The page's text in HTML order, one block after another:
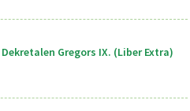
Gregors IX. (Liber Extra)